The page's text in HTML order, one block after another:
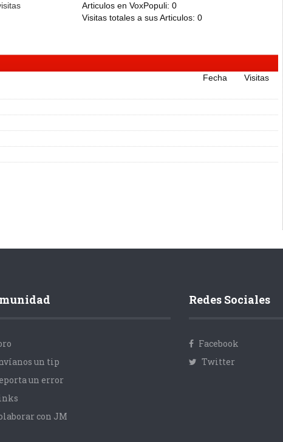
Articulos en VoxPopuli: 0
Visitas totales a sus Articulos: 0
Fecha
Visitas
un tip
un error
con JM
Redes Sociales
Facebook
Twitter